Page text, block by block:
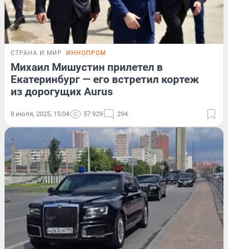
СТРАНА И МИР ИННОПРОМ
Михаил Мишустин прилетел в
Екатеринбург — его встретил кортеж
из дорогущих Aurus
8 июля, 2025, 15:04 57 929 294